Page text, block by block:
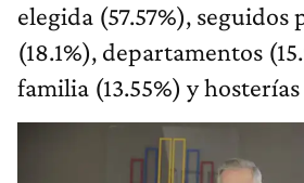
elegida (57.57%), seguidos
(18.1%), departamentos
familia (13.55%) y hosterías